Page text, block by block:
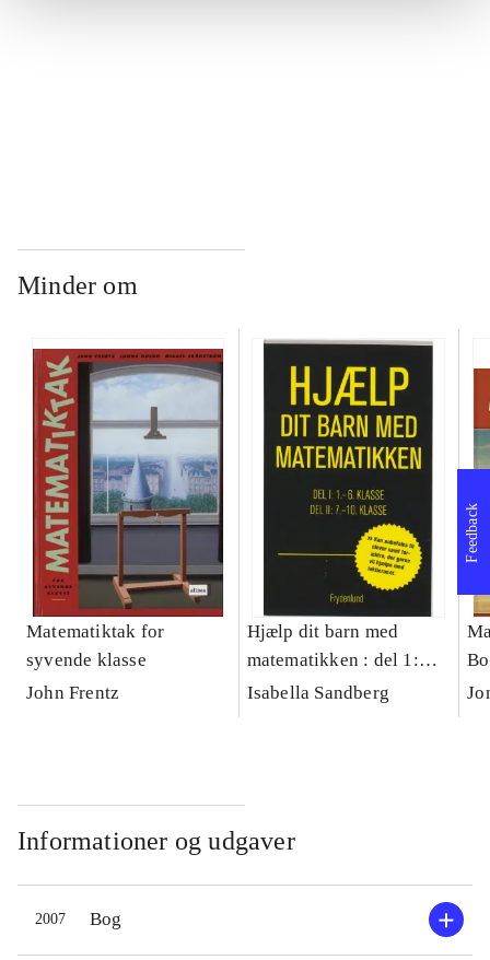
Minder om
Matematiktak for
syvende klasse
John Frentz
Hjælp dit barn med
matematikken : del 1:
1.-6. klasse, del 2: 7.-10.
Isabella Sandberg
Informationer og udgaver
2007 Bog
Feedback